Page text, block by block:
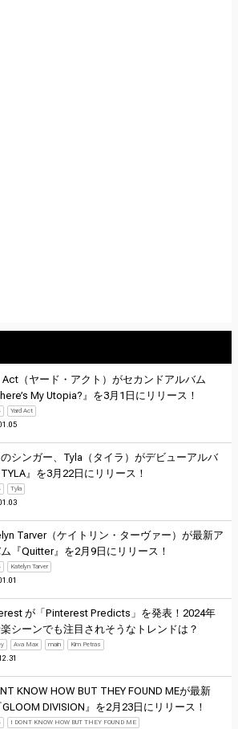
Act（ヤード・アクト）がセカンドアルバム
My Utopia?』を3月1日にリリース！
Yard Act
シンガー、Tyla（タイラ）がデビューアルバ
』を3月22日にリリース！
Tyla
Tarver（ケイトリン・ターヴァー）が最新ア
『Quitter』を2月9日にリリース！
Katelyn Tarver
が「Pinterest Predicts」を発表！2024年
シーンでも注目されそうなトレンドは？
Ava Max main Kim Petras
KNOW HOW BUT THEY FOUND MEが最新
DIVISION』を2月23日にリリース！
I DONT KNOW HOW BUT THEY FOUND ME